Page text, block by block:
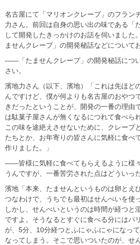
名古屋にて「マリオンクレープ」のフラン
力さん。前回は自身の思い出の味である「
して開発したきっかけのお話を伺いました
ませんクレープ」の開発秘話などについて
――「たませんクレープ」の開発秘話につ
さい。
濱地力さん（以下、濱地）「これは先ほど
んですけど、僕が何よりも名古屋のおやつ
きだったということが、開発の一番の理由
は駄菓子屋さんが無くなるにつれて食べら
この味を途絶えさせないために、クレープ
たちとか、お年寄りの皆さんに気軽に食べ
作りました。」
――皆様に気軽に食べてもらえるように様
うんですが、一番苦労された点はどういっ
濱地「本来、たませんというものは卵とえ
つなわけで、うちでも最初はせんべいを使
しかし、せんべいというのは時間が経つと
ですよ。そうなるとすぐに食べる分にはパ
が、5分、10分経つとふにゃふにゃになっ
なってしまう。そこで思いついたのが、せ